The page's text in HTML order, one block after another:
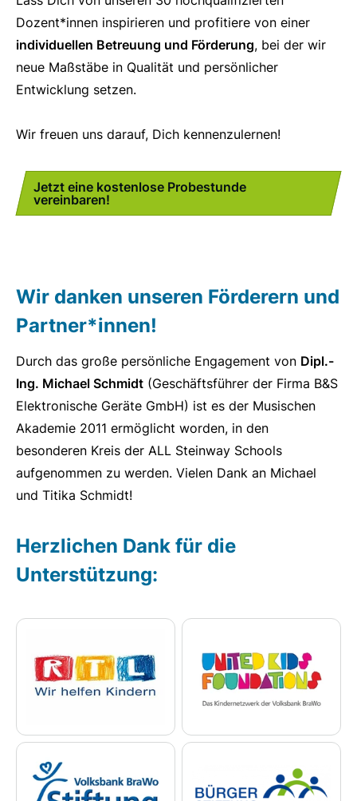
Dozent*innen inspirieren und profitiere von einer
individuellen Betreuung und Förderung, bei der wir
neue Maßstäbe in Qualität und persönlicher
Entwicklung setzen.
Wir freuen uns darauf, Dich kennenzulernen!
Jetzt eine kostenlose Probestunde
vereinbaren!
Wir danken unseren Förderern und
Partner*innen!
Durch das große persönliche Engagement von Dipl.-
Ing. Michael Schmidt (Geschäftsführer der Firma B&S
Elektronische Geräte GmbH) ist es der Musischen
Akademie 2011 ermöglicht worden, in den
besonderen Kreis der ALL Steinway Schools
aufgenommen zu werden. Vielen Dank an Michael
und Titika Schmidt!
Herzlichen Dank für die
Unterstützung: